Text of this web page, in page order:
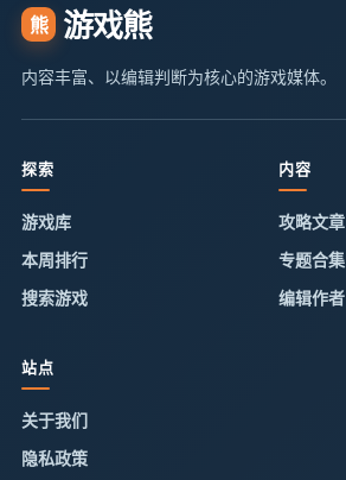
熊 游戏熊
内容丰富、以编辑判断为核心的游戏媒体。
探索
游戏库
本周排行
搜索游戏
内容
攻略文章
专题合集
编辑作者
站点
关于我们
隐私政策